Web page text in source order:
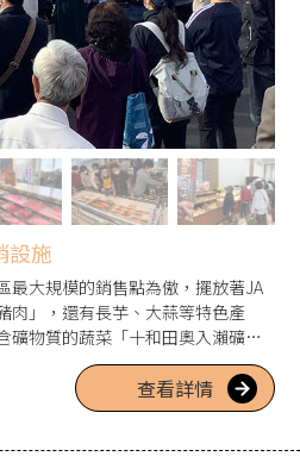
設施
最大規模的銷售點為傲，擺放著JA
肉」，還有長芋、大蒜等特色產
礦物質的蔬菜「十和田奧入瀨礦物
查看詳情